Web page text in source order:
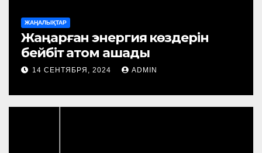
ЖАҢАЛЫҚТАР
Жаңарған энергия көздерін
бейбіт атом ашады
14 СЕНТЯБРЯ, 2024 ADMIN